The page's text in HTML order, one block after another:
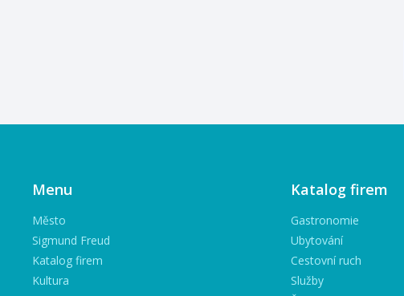
Menu
Město
Sigmund Freud
Katalog firem
Kultura
Katalog firem
Gastronomie
Ubytování
Cestovní ruch
Služby